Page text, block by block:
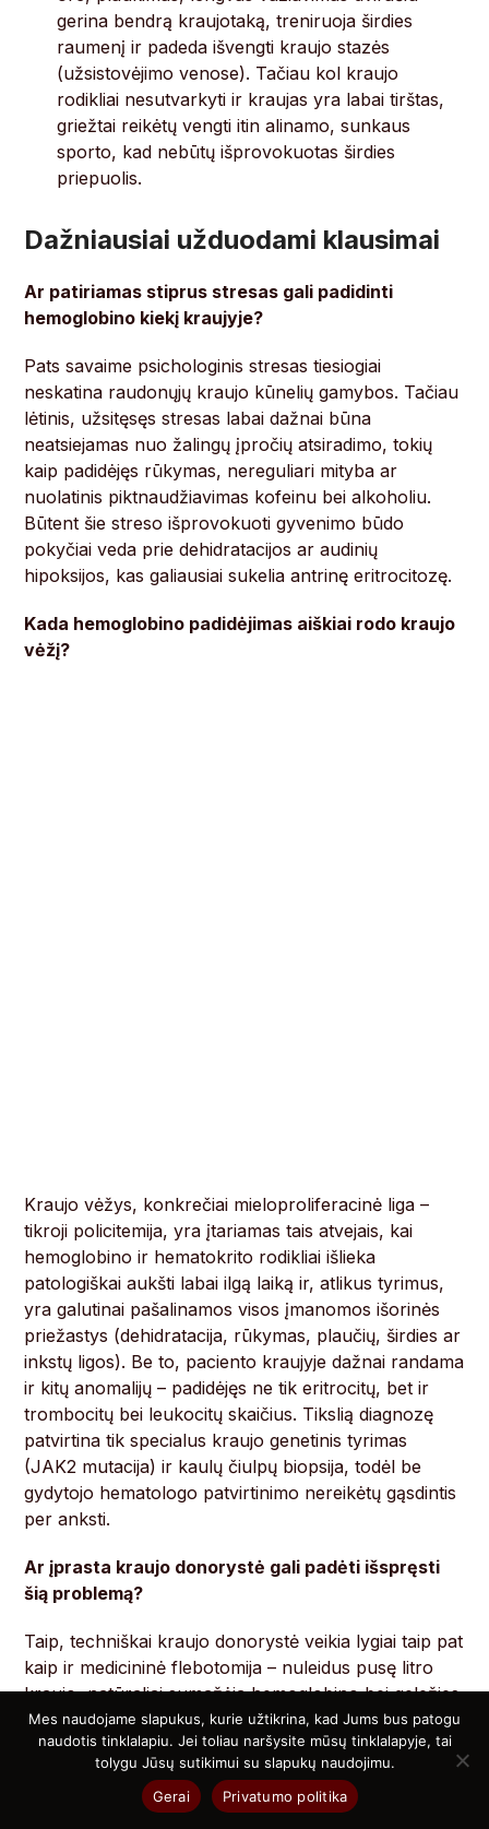
gerina bendrą kraujotaką, treniruoja širdies
raumenį ir padeda išvengti kraujo stazės
(užsistovėjimo venose). Tačiau kol kraujo
rodikliai nesutvarkyti ir kraujas yra labai tirštas,
griežtai reikėtų vengti itin alinamo, sunkaus
sporto, kad nebūtų išprovokuotas širdies
priepuolis.
Dažniausiai užduodami klausimai
Ar patiriamas stiprus stresas gali padidinti
hemoglobino kiekį kraujyje?
Pats savaime psichologinis stresas tiesiogiai
neskatina raudonųjų kraujo kūnelių gamybos. Tačiau
lėtinis, užsitęsęs stresas labai dažnai būna
neatsiejamas nuo žalingų įpročių atsiradimo, tokių
kaip padidėjęs rūkymas, nereguliari mityba ar
nuolatinis piktnaudžiavimas kofeinu bei alkoholiu.
Būtent šie streso išprovokuoti gyvenimo būdo
pokyčiai veda prie dehidratacijos ar audinių
hipoksijos, kas galiausiai sukelia antrinę eritrocitozę.
Kada hemoglobino padidėjimas aiškiai rodo kraujo
vėžį?
Kraujo vėžys, konkrečiai mieloproliferacinė liga –
tikroji policitemija, yra įtariamas tais atvejais, kai
hemoglobino ir hematokrito rodikliai išlieka
patologiškai aukšti labai ilgą laiką ir, atlikus tyrimus,
yra galutinai pašalinamos visos įmanomos išorinės
priežastys (dehidratacija, rūkymas, plaučių, širdies ar
inkstų ligos). Be to, paciento kraujyje dažnai randama
ir kitų anomalijų – padidėjęs ne tik eritrocitų, bet ir
trombocitų bei leukocitų skaičius. Tikslią diagnozę
patvirtina tik specialus kraujo genetinis tyrimas
(JAK2 mutacija) ir kaulų čiulpų biopsija, todėl be
gydytojo hematologo patvirtinimo nereikėtų gąsdintis
per anksti.
Ar įprasta kraujo donorystė gali padėti išspręsti
šią problemą?
Taip, techniškai kraujo donorystė veikia lygiai taip pat
kaip ir medicininė flebotomija – nuleidus pusę litro
kraujo, natūraliai sumažėja hemoglobino bei geležies
lygis, kraujas tampa skystesnis. Tai puiki prevencinė
priemonė sveikiems, natūraliai aukštą hemoglobiną
turintiems vyrams. Tačiau svarbu žinoti, kad
asmenys, sergantys patvirtintomis kraujo ligomis
Mes naudojame slapukus, kurie užtikrina, kad Jums bus patogu
naudotis tinklalapiu. Jei toliau naršysite mūsų tinklalapyje, tai
tolygu Jūsų sutikimui su slapukų naudojimu.
Gerai
Privatumo politika